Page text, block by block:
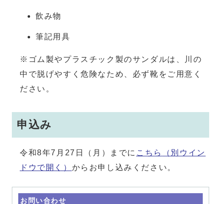
飲み物
筆記用具
※ゴム製やプラスチック製のサンダルは、川の
中で脱げやすく危険なため、必ず靴をご用意く
ださい。
申込み
令和8年7月27日（月）までに こちら
（別ウイン
ドウで開く） からお申し込みください。
お問い合わせ